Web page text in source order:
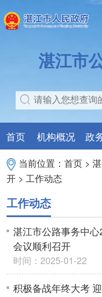
湛江市
首页 机构概况 政
当前位置：首页 >
开 > 工作动态
工作动态
湛江市公路事务中
会议顺利召开
时间：2025-01-22
积极备战年终大考